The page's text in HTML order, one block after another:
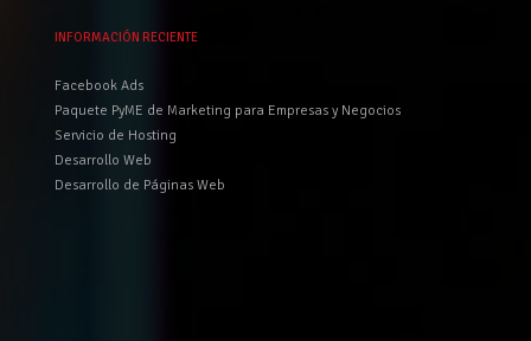
INFORMACIÓN RECIENTE
Facebook Ads
Paquete PyME de Marketing para Empresas y Negocios
Servicio de Hosting
Desarrollo Web
Desarrollo de Páginas Web